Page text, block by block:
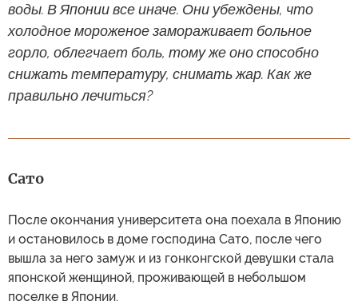
воды. В Японии все иначе. Они убеждены, что
холодное мороженое замораживает больное
горло, облегчает боль, тому же оно способно
снижать температуру, снимать жар. Как же
правильно лечиться?
Сато
После окончания университета она поехала в Японию
и остановилось в доме господина Сато, после чего
вышла за него замуж и из гонконгской девушки стала
японской женщиной, проживающей в небольшом
поселке в Японии.